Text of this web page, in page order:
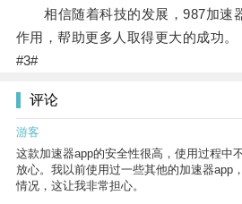
相信随着科技的发展，987加速
作用，帮助更多人取得更大的成功。
#3#
评论
游客
这款加速器app的安全性很高，使用过程中
放心。我以前使用过一些其他的加速器app
情况，这让我非常担心。